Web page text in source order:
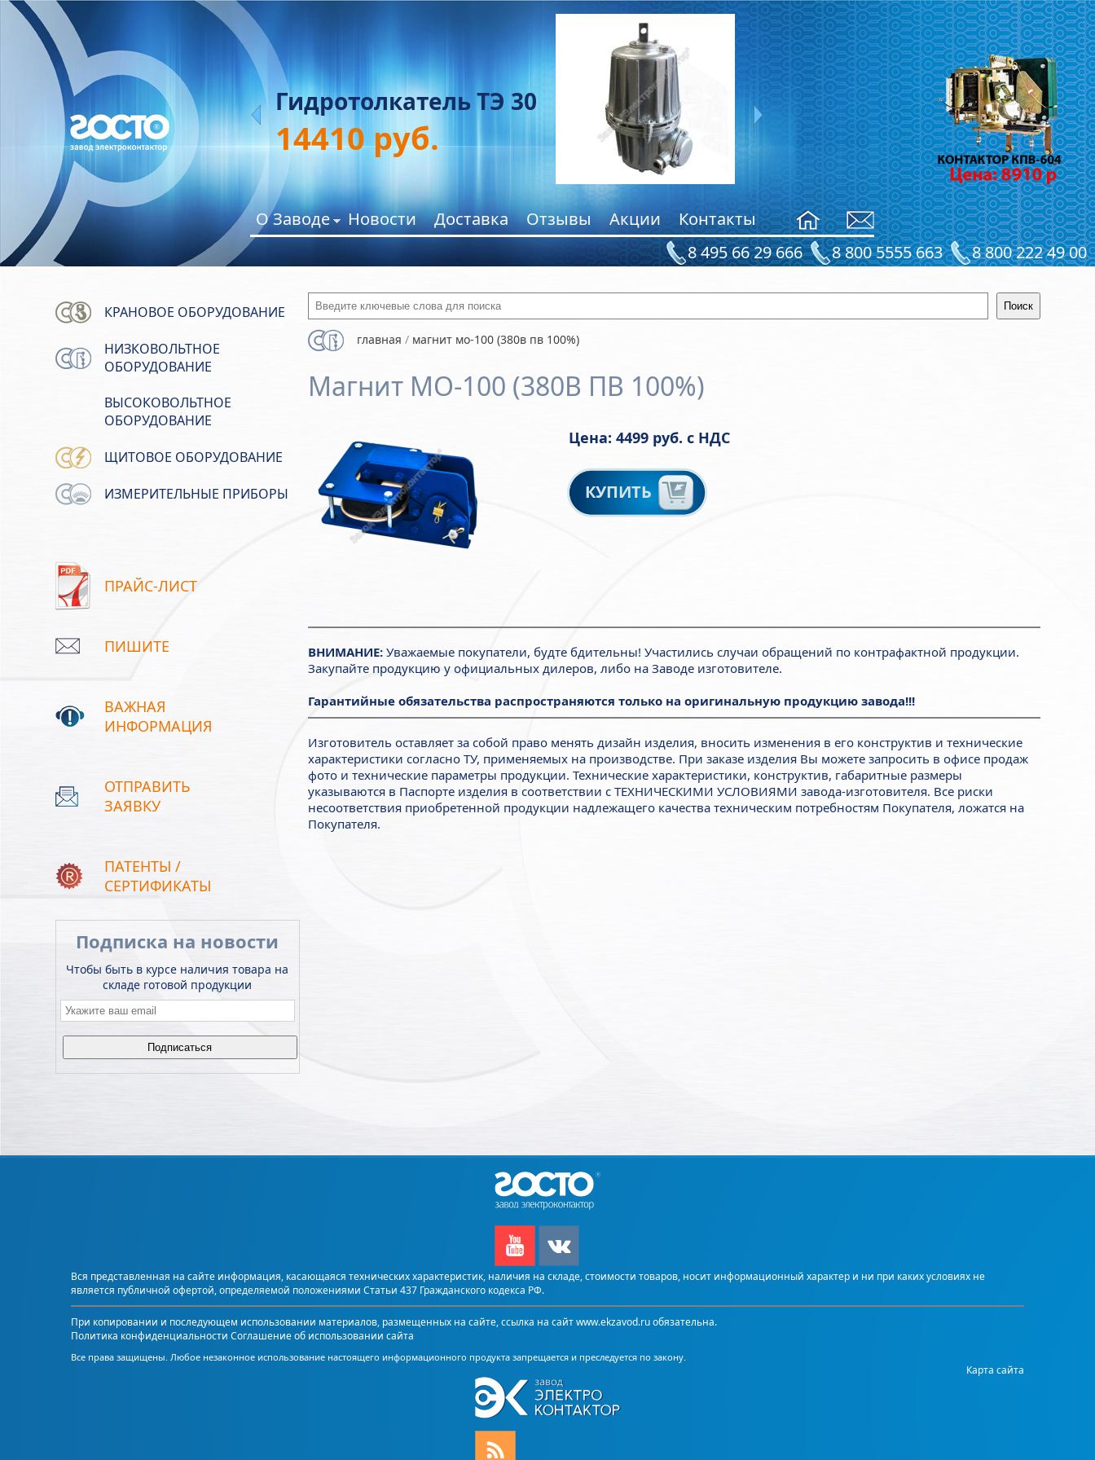
Гидротолкатель ТЭ 30
14410руб.
Рама ТКГ-200
4790руб.
О Заводе Новости Доставка Отзывы Акции
Контакты
8 495 66 29 666
8 800 5555 663 8 800 222 49 00
КРАНОВОЕ ОБОРУДОВАНИЕ
НИЗКОВОЛЬТНОЕ
ОБОРУДОВАНИЕ
ВЫСОКОВОЛЬТНОЕ
ОБОРУДОВАНИЕ
ЩИТОВОЕ ОБОРУДОВАНИЕ
ИЗМЕРИТЕЛЬНЫЕ ПРИБОРЫ
ПРАЙС-ЛИСТ
ПИШИТЕ
ВАЖНАЯ
ИНФОРМАЦИЯ
ОТПРАВИТЬ
ЗАЯВКУ
ПАТЕНТЫ /
СЕРТИФИКАТЫ
Подписка на новости
Чтобы быть в курсе наличия товара на
складе готовой продукции
Email*
Введите ключевые слова для поиска
главная / магнит мо-100 (380в пв 100%)
Магнит МО-100 (380В ПВ 100%)
Цена: 4499 руб. с НДС
КУПИТЬ
ВНИМАНИЕ:Уважаемые покупатели, будте бдительны! Участились случаи обращений по контрафактной продукции.
Закупайте продукцию у официальных дилеров, либо на Заводе изготовителе.
Гарантийные обязательства распространяются только на оригинальную продукцию завода!!!
Изготовитель оставляет за собой право менять дизайн изделия, вносить изменения в его конструктив и технические
характеристики согласно ТУ, применяемых на производстве. При заказе изделия Вы можете запросить в офисе продаж
фото и технические параметры продукции. Технические характеристики, конструктив, габаритные размеры
указываются в Паспорте изделия в соответствии с ТЕХНИЧЕСКИМИ УСЛОВИЯМИ завода-изготовителя. Все риски
несоответствия приобретенной продукции надлежащего качества техническим потребностям Покупателя, ложатся на
Покупателя.
Вся представленная на сайте информация, касающаяся технических характеристик, наличия на складе, стоимости товаров, носит информационный характер и ни при каких условиях не
является публичной офертой, определяемой положениями Статьи 437 Гражданского кодекса РФ.
При копировании и последующем использовании материалов, размещенных на сайте, ссылка на сайт www.ekzavod.ru обязательна.
Политика конфиденциальности Соглашение об использовании сайта
Все права защищены. Любое незаконное использование настоящего информационного продукта запрещается и преследуется по закону.
Карта сайта